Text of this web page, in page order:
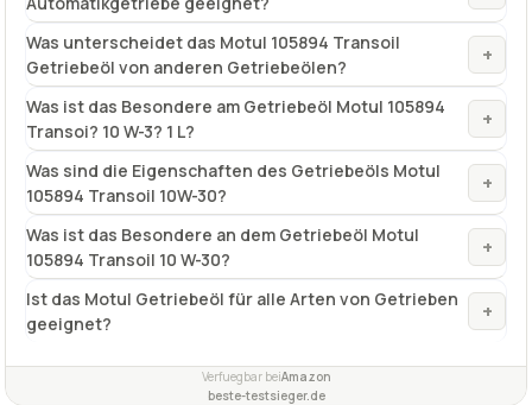
Was unterscheidet das Motul 105894 Transoil
Getriebeöl von anderen Getriebeölen?
+
Was ist das Besondere am Getriebeöl Motul 105894
Transoi? 10 W-3? 1 L?
+
Was sind die Eigenschaften des Getriebeöls Motul
105894 Transoil 10W-30?
+
Was ist das Besondere an dem Getriebeöl Motul
105894 Transoil 10 W-30?
+
Ist das Motul Getriebeöl für alle Arten von Getrieben
geeignet?
+
Verfuegbar beiAmazon
beste-testsieger.de